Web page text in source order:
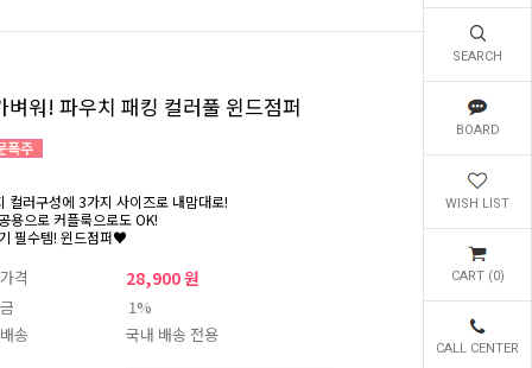
SEARCH
BOARD
WISH LIST
CART (0)
CALL CENTER
벼워! 파우치 패킹 컬러풀 윈드점퍼
컬러구성에 3가지 사이즈로 내맘대로!
용으로 커플룩으로도 OK!
필수템! 윈드점퍼♥
격 28,900 원
1%
송
국내 배송 전용